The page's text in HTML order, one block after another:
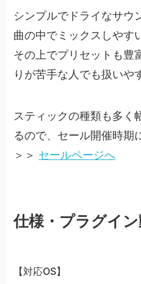
シンプルでドライなサウ
曲の中でミックスしやす
その上でプリセットも豊
りが苦手な人でも扱いや
スティックの種類も多く
るので、セール開催時期
＞＞ セールページへ
仕様・プラグイ
【対応OS】